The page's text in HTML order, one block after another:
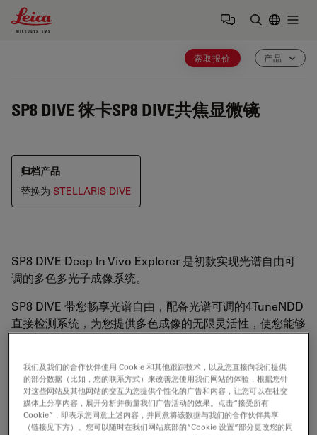
Leica Microsystems Logo
索取报价 产品
SP8 DIVE 徕卡SP8 DIVE共焦显微镜
归档产品
替换为 STELLARIS DIVE
SP8 DIVE Deep In Vivo Explorer 是初款实现光谱自由可
调的多色多光子成像系统。
SP8 DIVE 带您畅享光谱自由，配备光谱可调的4TuneNDD
直接检测系统，为您提供多色成像的无限灵活性，使您能够
SP8 DIVE 可实现较大穿透深度。新型 Vario Beam
Expander（VBE，可调光束扩展器） 可根据动物模型进行
调节，优化穿透深度。通过4Tune检测系统，可捕获双倍荧
光信号。为多色体内深度成像获得更高的比度和深度。
我们及我们的合作伙伴使用 Cookie 和其他跟踪技术，以及您直接向我们提供
的部分数据（比如，您的联系方式）来改善您使用我们网站的体验，根据您针
对这些网站及其他网站的交互为您提供个性化的广告和内容，让您可以在社交
媒体上分享内容，展开分析并衡量我们广告活动的效果。点击“接受所有
Cookie”，即表示您同意上述内容，并同意将该数据与我们的合作伙伴共享
（链接见下方）。您可以随时在我们网站底部的“Cookie 设置”部分更改您的同